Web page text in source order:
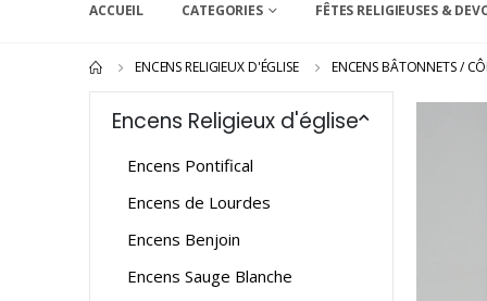
ACCUEIL CATEGORIES FÊTES RELIGIEUSES &
ENCENS RELIGIEUX D'ÉGLISE ENCENS BÂTONNETS /
Encens Religieux d'église
Encens Pontifical
Encens de Lourdes
Encens Benjoin
Encens Sauge Blanche